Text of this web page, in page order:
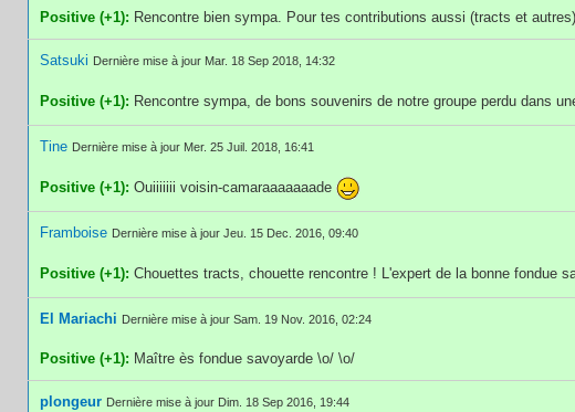
Positive (+1): Rencontre bien sympa. Pour tes contributions aussi (tracts et autres).
Satsuki Dernière mise à jour Mar. 18 Sep 2018, 14:32
Positive (+1): Rencontre sympa, de bons souvenirs de notre groupe perdu dans
Tine Dernière mise à jour Mer. 25 Juil. 2018, 16:41
Positive (+1): Ouiiiiiii voisin-camaraaaaaaade
Framboise Dernière mise à jour Jeu. 15 Dec. 2016, 09:40
Positive (+1): Chouettes tracts, chouette rencontre ! L'expert de la bonne fondue
El Mariachi Dernière mise à jour Sam. 19 Nov. 2016, 02:24
Positive (+1): Maître ès fondue savoyarde \o/ \o/
plongeur Dernière mise à jour Dim. 18 Sep 2016, 19:44